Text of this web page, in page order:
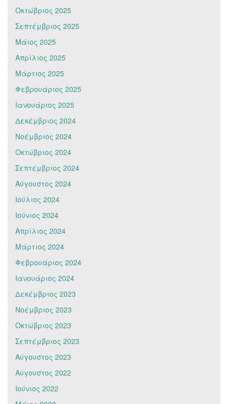
Οκτώβριος 2025
Σεπτέμβριος 2025
Μάιος 2025
Απρίλιος 2025
Μάρτιος 2025
Φεβρουάριος 2025
Ιανουάριος 2025
Δεκέμβριος 2024
Νοέμβριος 2024
Οκτώβριος 2024
Σεπτέμβριος 2024
Αύγουστος 2024
Ιούλιος 2024
Ιούνιος 2024
Απρίλιος 2024
Μάρτιος 2024
Φεβρουάριος 2024
Ιανουάριος 2024
Δεκέμβριος 2023
Νοέμβριος 2023
Οκτώβριος 2023
Σεπτέμβριος 2023
Αύγουστος 2023
Αύγουστος 2022
Ιούνιος 2022